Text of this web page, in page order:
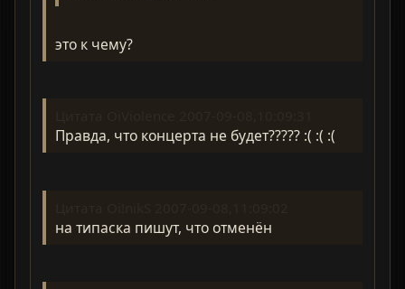
это к чему?
Правда, что концерта не будет????? :( :( :(
на типаска пишут, что отменён